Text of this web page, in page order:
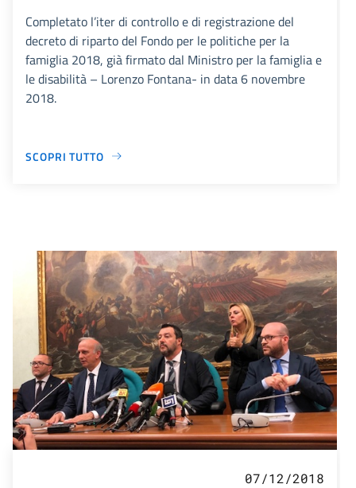
Completato l’iter di controllo e di registrazione del
decreto di riparto del Fondo per le politiche per la
famiglia 2018, già firmato dal Ministro per la famiglia e
le disabilità – Lorenzo Fontana- in data 6 novembre
2018.
SCOPRI TUTTO
07/12/2018